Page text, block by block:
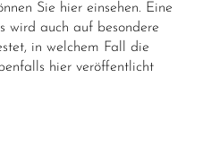
Sie hier einsehen. Eine
wird auch auf besondere
in welchem Fall die
hier veröffentlicht